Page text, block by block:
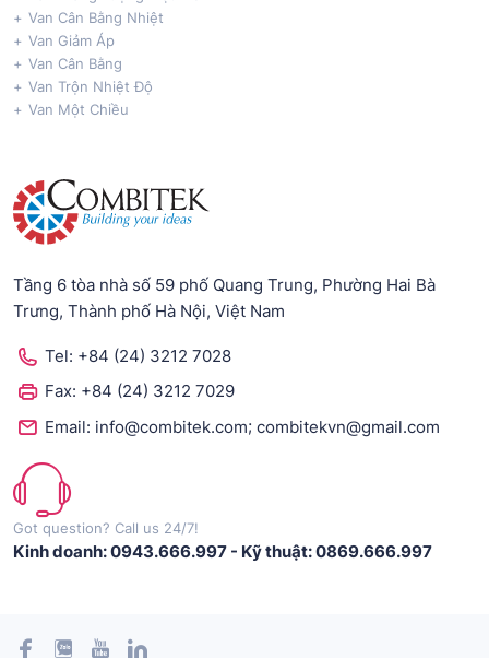
Van Cân Bằng Nhiệt
Van Giảm Áp
Van Cân Bằng
Van Trộn Nhiệt Độ
Van Một Chiều
Tầng 6 tòa nhà số 59 phố Quang Trung, Phường Hai Bà
Trưng, Thành phố Hà Nội, Việt Nam
Tel: +84 (24) 3212 7028
Fax: +84 (24) 3212 7029
Email: info@combitek.com; combitekvn@gmail.com
Got question? Call us 24/7!
Kinh doanh: 0943.666.997 - Kỹ thuật: 0869.666.997